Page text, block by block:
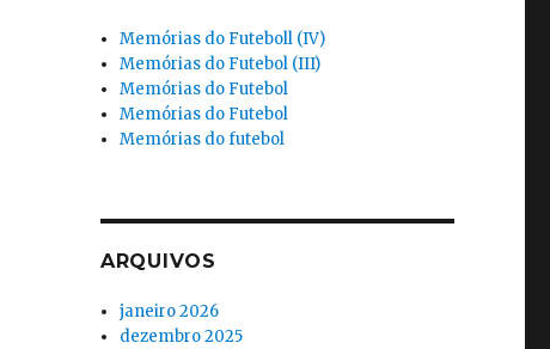
Memórias do Futeboll (IV)
Memórias do Futebol (III)
Memórias do Futebol
Memórias do Futebol
Memórias do futebol
ARQUIVOS
janeiro 2026
dezembro 2025